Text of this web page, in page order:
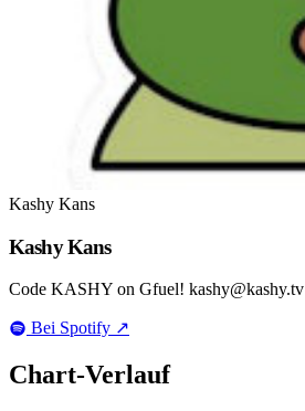
Kashy Kans
Kashy Kans
Code KASHY on Gfuel! kashy@kashy.tv
Bei Spotify ↗
Chart-Verlauf